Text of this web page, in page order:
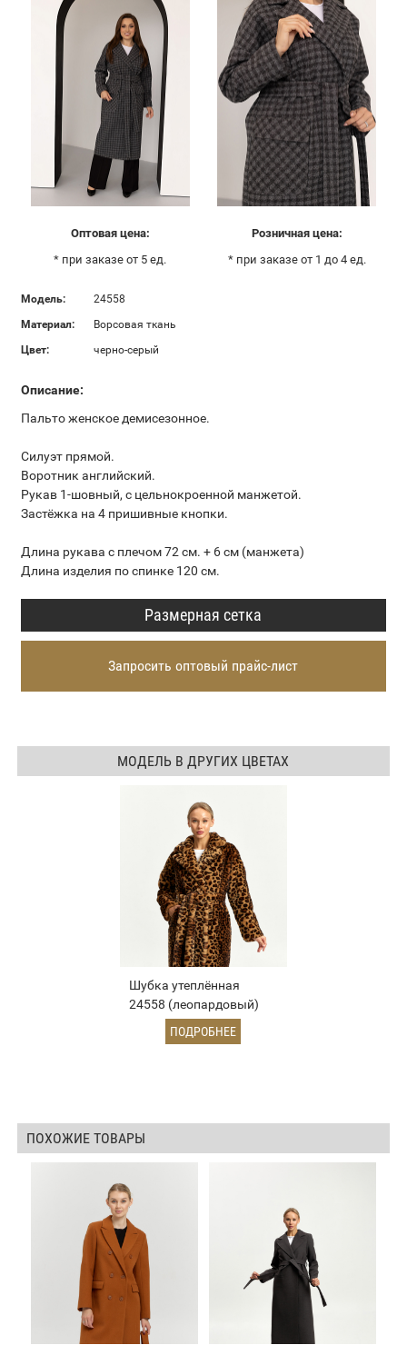
Оптовая цена:
* при заказе от 5 ед.
Розничная цена:
* при заказе от 1 до 4 ед.
Модель:
24558
Материал:
Ворсовая ткань
Цвет:
черно-серый
Описание:
Пальто женское демисезонное.
Силуэт прямой.
Воротник английский.
Рукав 1-шовный, с цельнокроенной манжетой.
Застёжка на 4 пришивные кнопки.
Длина рукава с плечом 72 см. + 6 см (манжета)
Длина изделия по спинке 120 см.
Размерная сетка
Запросить оптовый прайс-лист
МОДЕЛЬ В ДРУГИХ ЦВЕТАХ
Шубка утеплённая
24558 (леопардовый)
ПОДРОБНЕЕ
ПОХОЖИЕ ТОВАРЫ